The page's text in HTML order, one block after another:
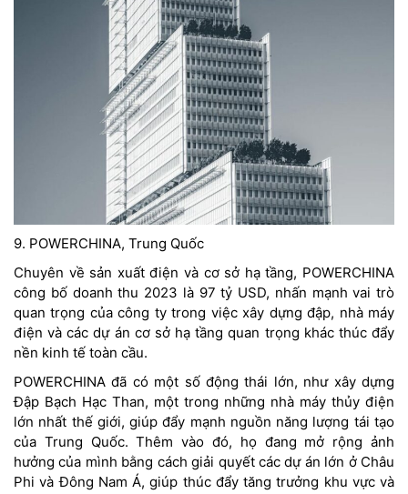
9. POWERCHINA, Trung Quốc
Chuyên về sản xuất điện và cơ sở hạ tầng, POWERCHINA
công bố doanh thu 2023 là 97 tỷ USD, nhấn mạnh vai trò
quan trọng của công ty trong việc xây dựng đập, nhà máy
điện và các dự án cơ sở hạ tầng quan trọng khác thúc đẩy
nền kinh tế toàn cầu.
POWERCHINA đã có một số động thái lớn, như xây dựng
Đập Bạch Hạc Than, một trong những nhà máy thủy điện
lớn nhất thế giới, giúp đẩy mạnh nguồn năng lượng tái tạo
của Trung Quốc. Thêm vào đó, họ đang mở rộng ảnh
hưởng của mình bằng cách giải quyết các dự án lớn ở Châu
Phi và Đông Nam Á, giúp thúc đẩy tăng trưởng khu vực và